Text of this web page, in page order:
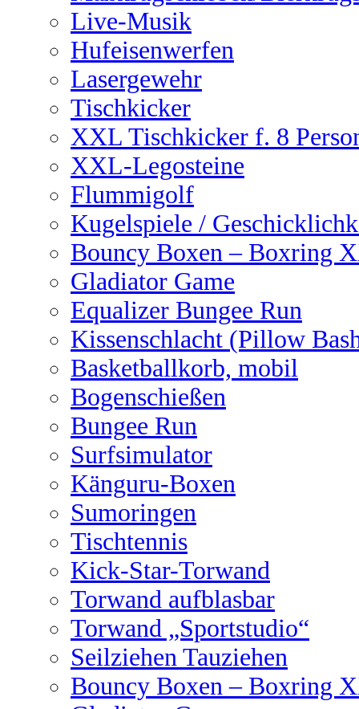
Live-Musik
Hufeisenwerfen
Lasergewehr
Tischkicker
XXL Tischkicker f. 8
XXL-Legosteine
Flummigolf
Kugelspiele /
Bouncy Boxen – Boxring
Gladiator Game
Equalizer Bungee Run
Kissenschlacht (Pillow
Basketballkorb, mobil
Bogenschießen
Bungee Run
Surfsimulator
Känguru-Boxen
Sumoringen
Tischtennis
Kick-Star-Torwand
Torwand aufblasbar
Torwand „Sportstudio“
Seilziehen Tauziehen
Bouncy Boxen – Boxring